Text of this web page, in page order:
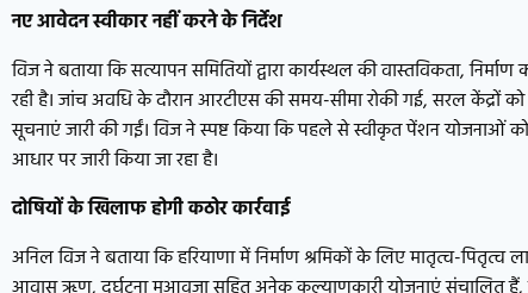
नए आवेदन स्वीकार नहीं करने के निर्देश
विज ने बताया कि सत्यापन समितियों द्वारा कार्यस्थल की वास्तविकता,
रही है। जांच अवधि के दौरान आरटीएस की समय-सीमा रोकी गई, सरल
सूचनाएं जारी की गईं। विज ने स्पष्ट किया कि पहले से स्वीकृत पेंशन योजनाओं
आधार पर जारी किया जा रहा है।
दोषियों के खिलाफ होगी कठोर कार्रवाई
अनिल विज ने बताया कि हरियाणा में निर्माण श्रमिकों के लिए मातृत्व-पितृत्व